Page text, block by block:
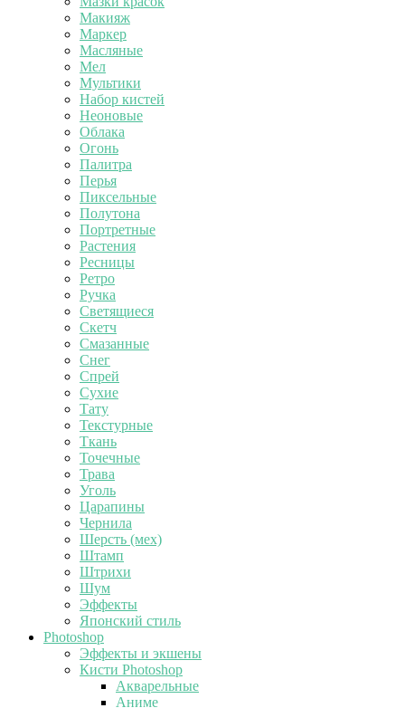
Макияж
Маркер
Масляные
Мел
Мультики
Набор кистей
Неоновые
Облака
Огонь
Палитра
Перья
Пиксельные
Полутона
Портретные
Растения
Ресницы
Ретро
Ручка
Светящиеся
Скетч
Смазанные
Снег
Спрей
Сухие
Тату
Текстурные
Ткань
Точечные
Трава
Уголь
Царапины
Чернила
Шерсть (мех)
Штамп
Штрихи
Шум
Эффекты
Японский стиль
Photoshop
Эффекты и экшены
Кисти Photoshop
Акварельные
Аниме